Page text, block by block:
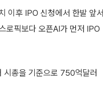
이후 IPO 신청에서 한발 앞서
로픽보다 오픈AI가 먼저 IPO
시총을 기준으로 750억달러